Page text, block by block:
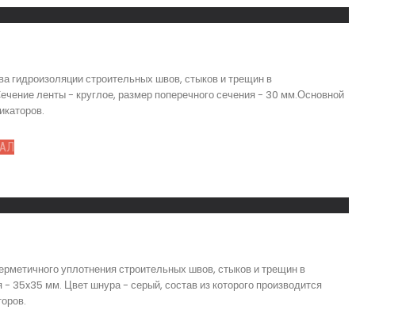
строительных швов, стыков и трещин в
ленты - круглое, размер поперечного сечения - 30 мм.Основной
уплотнения строительных швов, стыков и трещин в
35x35 мм. Цвет шнура - серый, состав из которого производится